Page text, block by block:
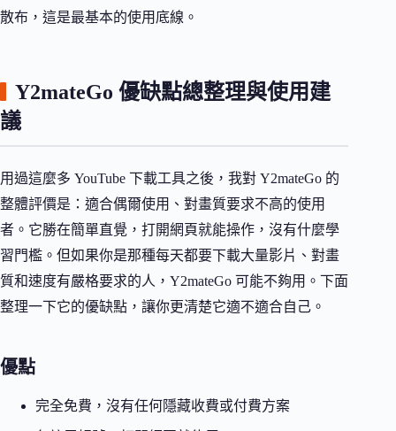
散布，這是最基本的使用底線。
Y2mateGo 優缺點總整理與使用建
議
用過這麼多 YouTube 下載工具之後，我對 Y2mateGo 的
整體評價是：適合偶爾使用、對畫質要求不高的使用
者。它勝在簡單直覺，打開網頁就能操作，沒有什麼學
習門檻。但如果你是那種每天都要下載大量影片、對畫
質和速度有嚴格要求的人，Y2mateGo 可能不夠用。下面
整理一下它的優缺點，讓你更清楚它適不適合自己。
優點
完全免費，沒有任何隱藏收費或付費方案